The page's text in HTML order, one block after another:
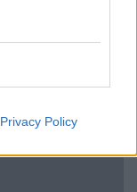
Privacy Policy